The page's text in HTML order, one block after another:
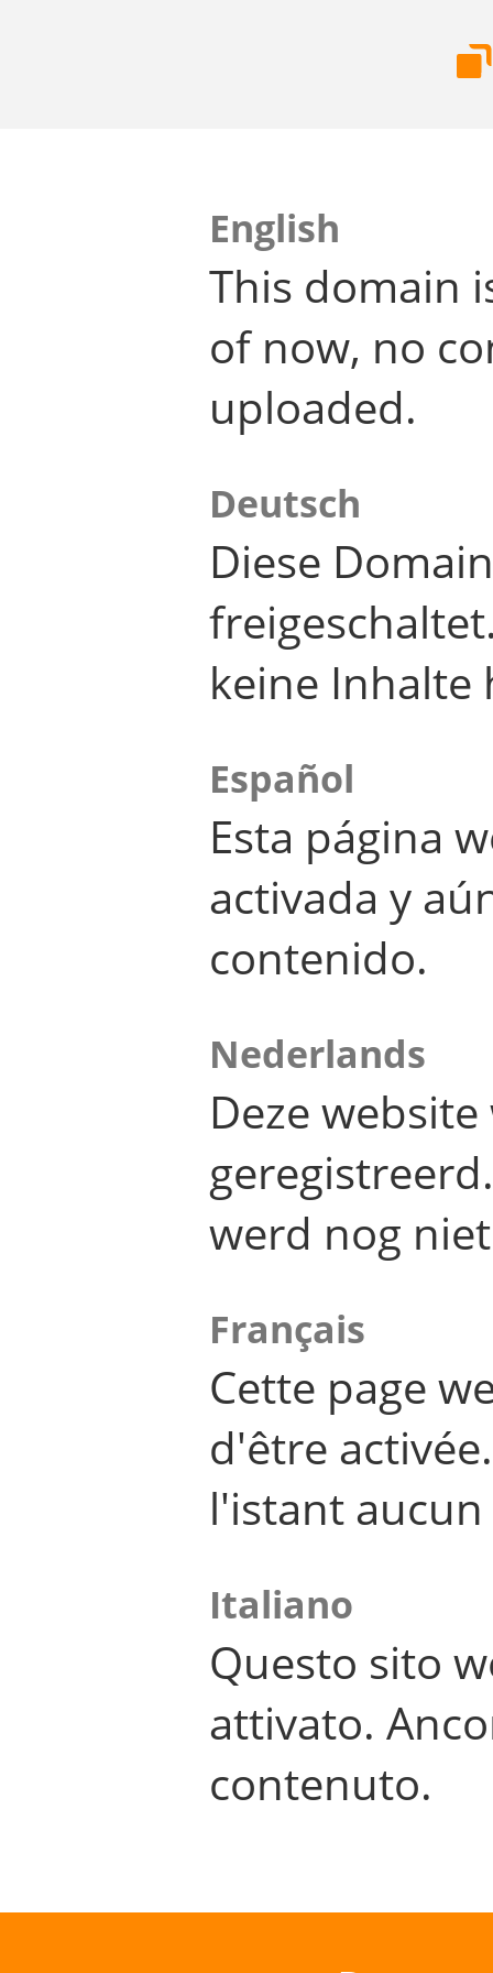
English
This domain
of now, no
uploaded.
Deutsch
Diese
keine Inhalte
Español
Esta página
activada y
contenido.
Nederlands
Deze
werd nog
Français
Cette page
d'être
l'istant
Italiano
Questo sito
attivato.
contenuto.